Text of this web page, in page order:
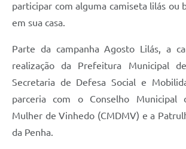
Contas Públicas
Links Úteis
Serviços Online
participar com alguma camiseta lilás ou
em sua casa.
Parte da campanha Agosto Lilás, a
realização da Prefeitura Municipal
Secretaria de Defesa Social e
parceria com o Conselho Municipal
Mulher de Vinhedo (CMDMV) e a
da Penha.